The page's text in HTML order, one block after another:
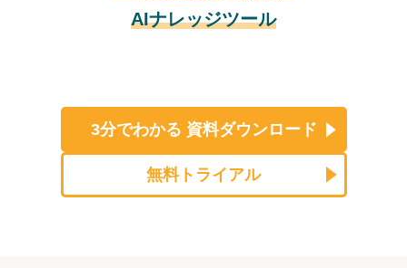
AIナレッジツール
3分でわかる 資料ダウンロード
無料トライアル